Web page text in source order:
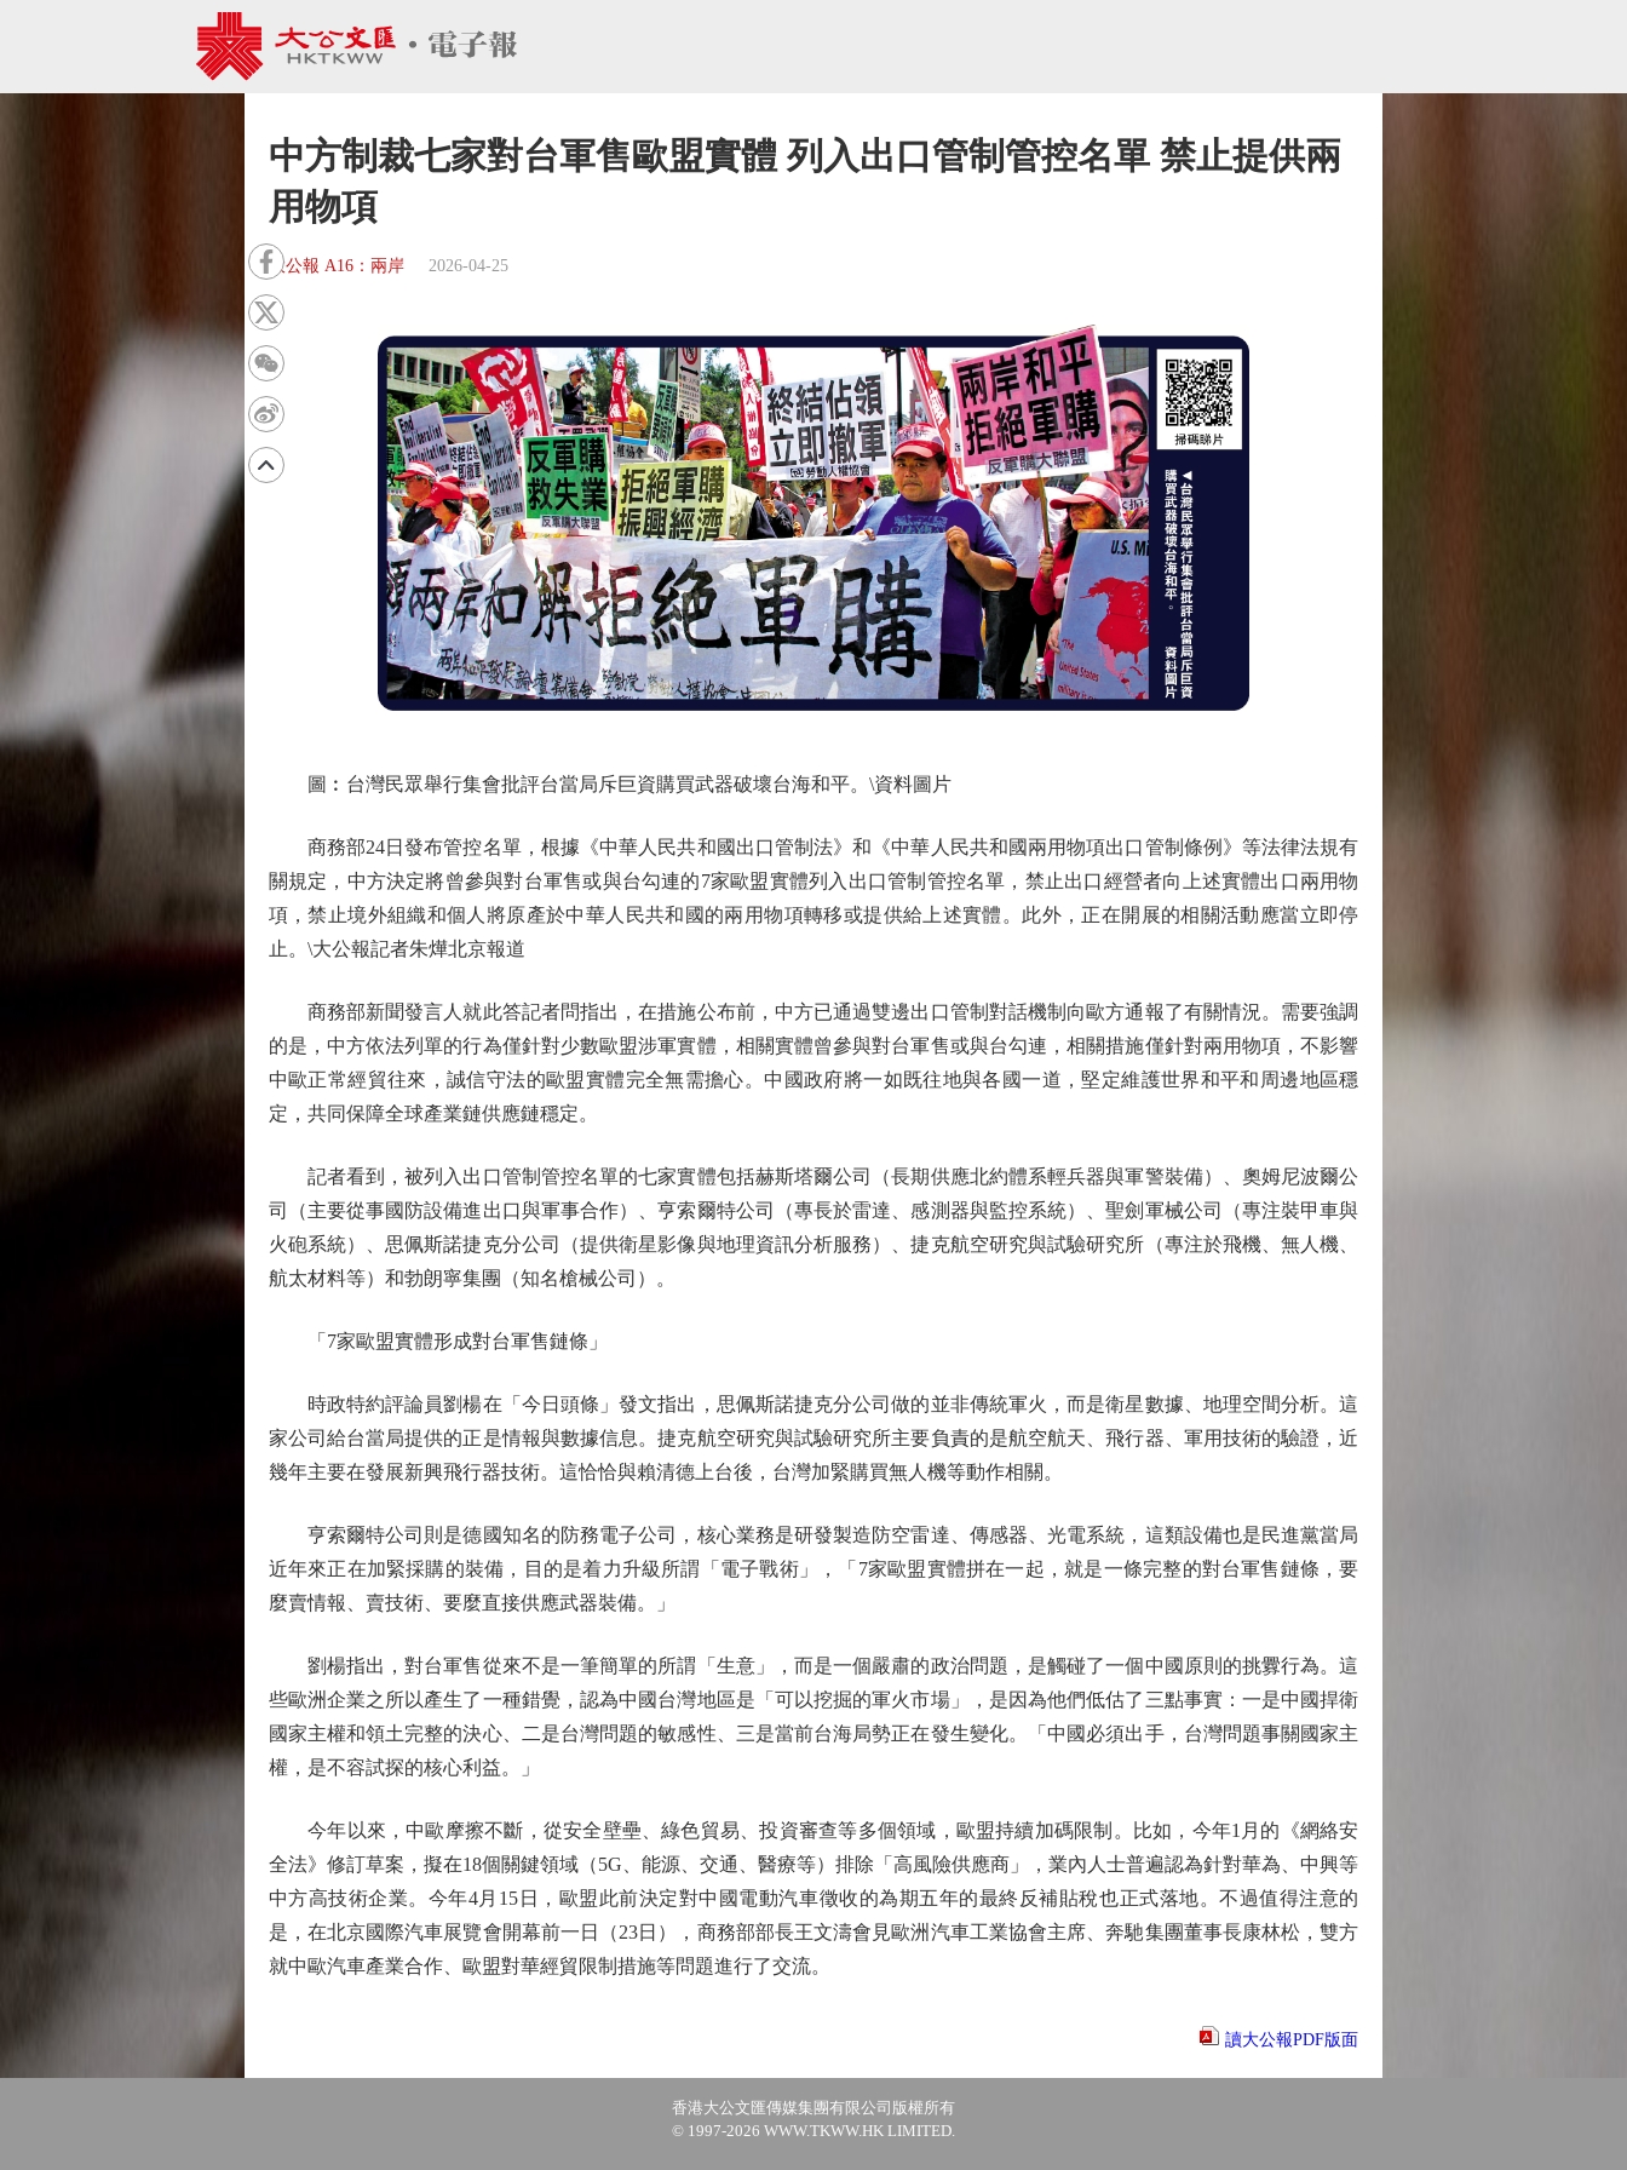
中方制裁七家對台軍售歐盟實體 列入出口管制管控名單 禁止提供兩
用物項
大公報 A16：兩岸 2026-04-25
圖︰台灣民眾舉行集會批評台當局斥巨資購買武器破壞台海和平。\資料圖片
商務部24日發布管控名單，根據《中華人民共和國出口管制法》和《中華人民共和國兩用物項出口管制條例》等法律法規有
關規定，中方決定將曾參與對台軍售或與台勾連的7家歐盟實體列入出口管制管控名單，禁止出口經營者向上述實體出口兩用物
項，禁止境外組織和個人將原產於中華人民共和國的兩用物項轉移或提供給上述實體。此外，正在開展的相關活動應當立即停
止。\大公報記者朱燁北京報道
商務部新聞發言人就此答記者問指出，在措施公布前，中方已通過雙邊出口管制對話機制向歐方通報了有關情況。需要強調
的是，中方依法列單的行為僅針對少數歐盟涉軍實體，相關實體曾參與對台軍售或與台勾連，相關措施僅針對兩用物項，不影響
中歐正常經貿往來，誠信守法的歐盟實體完全無需擔心。中國政府將一如既往地與各國一道，堅定維護世界和平和周邊地區穩
定，共同保障全球產業鏈供應鏈穩定。
記者看到，被列入出口管制管控名單的七家實體包括赫斯塔爾公司（長期供應北約體系輕兵器與軍警裝備）、奧姆尼波爾公
司（主要從事國防設備進出口與軍事合作）、亨索爾特公司（專長於雷達、感測器與監控系統）、聖劍軍械公司（專注裝甲車與
火砲系統）、思佩斯諾捷克分公司（提供衛星影像與地理資訊分析服務）、捷克航空研究與試驗研究所（專注於飛機、無人機、
航太材料等）和勃朗寧集團（知名槍械公司）。
「7家歐盟實體形成對台軍售鏈條」
時政特約評論員劉楊在「今日頭條」發文指出，思佩斯諾捷克分公司做的並非傳統軍火，而是衛星數據、地理空間分析。這
家公司給台當局提供的正是情報與數據信息。捷克航空研究與試驗研究所主要負責的是航空航天、飛行器、軍用技術的驗證，近
幾年主要在發展新興飛行器技術。這恰恰與賴清德上台後，台灣加緊購買無人機等動作相關。
亨索爾特公司則是德國知名的防務電子公司，核心業務是研發製造防空雷達、傳感器、光電系統，這類設備也是民進黨當局
近年來正在加緊採購的裝備，目的是着力升級所謂「電子戰術」，「7家歐盟實體拼在一起，就是一條完整的對台軍售鏈條，要
麼賣情報、賣技術、要麼直接供應武器裝備。」
劉楊指出，對台軍售從來不是一筆簡單的所謂「生意」，而是一個嚴肅的政治問題，是觸碰了一個中國原則的挑釁行為。這
些歐洲企業之所以產生了一種錯覺，認為中國台灣地區是「可以挖掘的軍火市場」，是因為他們低估了三點事實：一是中國捍衛
國家主權和領土完整的決心、二是台灣問題的敏感性、三是當前台海局勢正在發生變化。「中國必須出手，台灣問題事關國家主
權，是不容試探的核心利益。」
今年以來，中歐摩擦不斷，從安全壁壘、綠色貿易、投資審查等多個領域，歐盟持續加碼限制。比如，今年1月的《網絡安
全法》修訂草案，擬在18個關鍵領域（5G、能源、交通、醫療等）排除「高風險供應商」，業內人士普遍認為針對華為、中興等
中方高技術企業。今年4月15日，歐盟此前決定對中國電動汽車徵收的為期五年的最終反補貼稅也正式落地。不過值得注意的
是，在北京國際汽車展覽會開幕前一日（23日），商務部部長王文濤會見歐洲汽車工業協會主席、奔馳集團董事長康林松，雙方
就中歐汽車產業合作、歐盟對華經貿限制措施等問題進行了交流。
讀大公報PDF版面
香港大公文匯傳媒集團有限公司版權所有
© 1997-2026 WWW.TKWW.HK LIMITED.